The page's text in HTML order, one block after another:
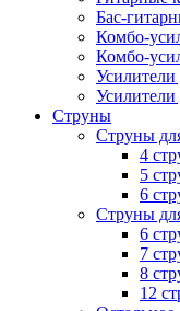
Бас-
Комбо-
Комбо-
Усилители
Усилители
Струны
Струны
4
5
6
Струны
6
7
8
12